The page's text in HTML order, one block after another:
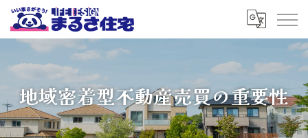
地域密着型不動産売買の重要性